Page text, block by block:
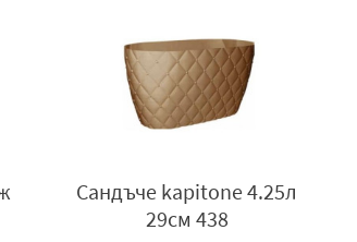
Сандъче kapitone 4.25л
29см 438